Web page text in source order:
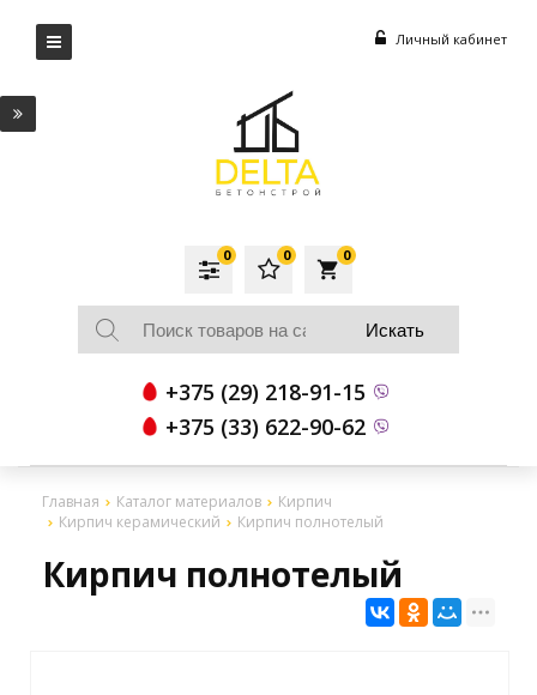
Личный кабинет
local_grocery_store
0
0
0
+375 (29) 218-91-15
+375 (33) 622-90-62
Главная Каталог материалов
Кирпич
Кирпич керамический
Кирпич полнотелый
Кирпич полнотелый